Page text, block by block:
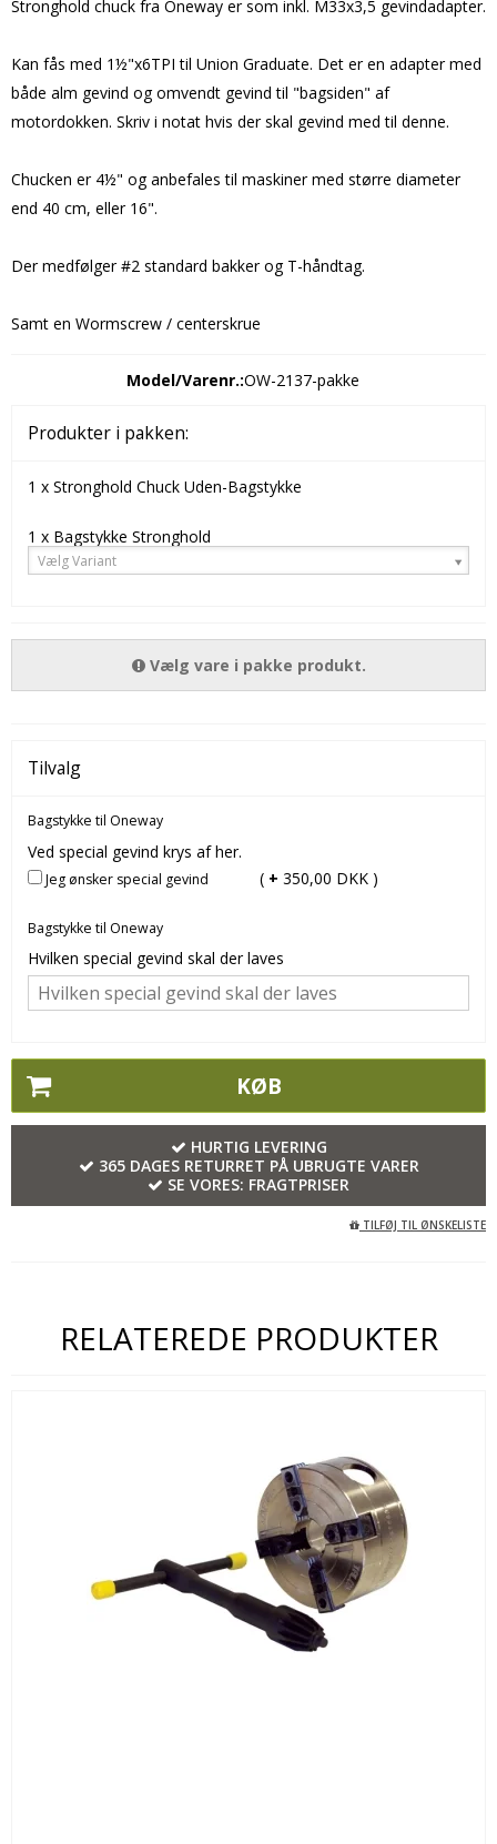
Stronghold chuck fra Oneway er som inkl. M33x3,5 gevindadapter.
Kan fås med 1½"x6TPI til Union Graduate. Det er en adapter med
både alm gevind og omvendt gevind til "bagsiden" af
motordokken. Skriv i notat hvis der skal gevind med til denne.
Chucken er 4½" og anbefales til maskiner med større diameter
end 40 cm, eller 16".
Der medfølger #2 standard bakker og T-håndtag.
Samt en Wormscrew / centerskrue
Model/Varenr.:OW-2137-pakke
Produkter i pakken:
1 x Stronghold Chuck Uden-Bagstykke
1 x Bagstykke Stronghold
Vælg Variant
Vælg vare i pakke produkt.
Tilvalg
Bagstykke til Oneway
Ved special gevind krys af her.
Jeg ønsker special gevind ( + 350,00 DKK )
Bagstykke til Oneway
Hvilken special gevind skal der laves
KØB
HURTIG LEVERING
365 DAGES RETURRET PÅ UBRUGTE VARER
SE VORES: FRAGTPRISER
TILFØJ TIL ØNSKELISTE
RELATEREDE PRODUKTER